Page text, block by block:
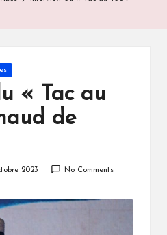
« Tac au
de
2023 No Comments